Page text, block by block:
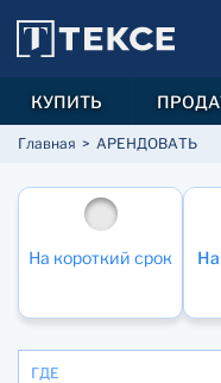
Главная АРЕНДОВАТЬ
На короткий срок
ГДЕ
КУПИТЬ